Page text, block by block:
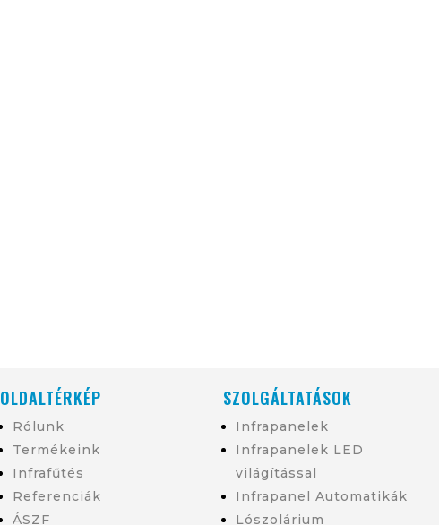
OLDALTÉRKÉP
Rólunk
Termékeink
Infrafűtés
Referenciák
ÁSZF
SZOLGÁLTATÁSOK
Infrapanelek
Infrapanelek LED
világítással
Infrapanel Automatikák
Lószolárium